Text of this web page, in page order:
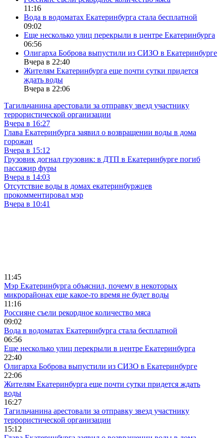
11:16
Вода в водоматах Екатеринбурга стала бесплатной
09:02
Еще несколько улиц перекрыли в центре Екатеринбурга
06:56
Олигарха Боброва выпустили из СИЗО в Екатеринбурге
Вчера в 22:40
Жителям Екатеринбурга еще почти сутки придется
ждать воды
Вчера в 22:06
Тагильчанина арестовали за отправку звезд участнику
террористической организации
Вчера в 16:27
Глава Екатеринбурга заявил о возвращении воды в дома
горожан
Вчера в 15:12
Грузовик догнал грузовик: в ДТП в Екатеринбурге погиб
пассажир фуры
Вчера в 14:03
Отсутствие воды в домах екатеринбуржцев
прокомментировал мэр
Вчера в 10:41
11:45
Мэр Екатеринбурга объяснил, почему в некоторых
микрорайонах еще какое-то время не будет воды
11:16
Россияне съели рекордное количество мяса
09:02
Вода в водоматах Екатеринбурга стала бесплатной
06:56
Еще несколько улиц перекрыли в центре Екатеринбурга
22:40
Олигарха Боброва выпустили из СИЗО в Екатеринбурге
22:06
Жителям Екатеринбурга еще почти сутки придется ждать
воды
16:27
Тагильчанина арестовали за отправку звезд участнику
террористической организации
15:12